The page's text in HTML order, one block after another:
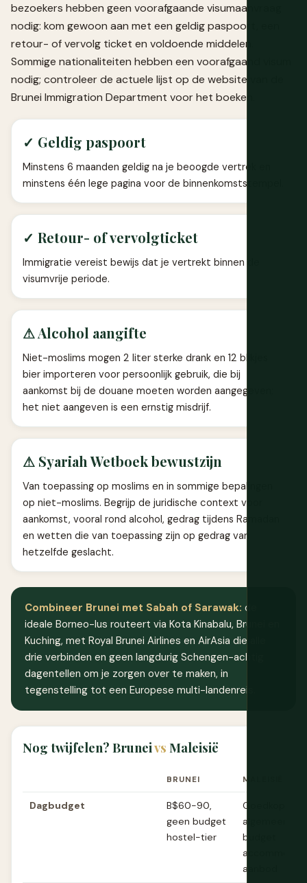
bezoekers hebben geen voorafgaande visumaanvraag
nodig: kom gewoon aan met een geldig paspoort, een
retour- of vervolg ticket en voldoende middelen.
Sommige nationaliteiten hebben een voorafgaand visum
nodig; controleer de actuele lijst op de website van de
Brunei Immigration Department voor het boeken.
✓ Geldig paspoort
Minstens 6 maanden geldig na je beoogde vertrek en
minstens één lege pagina voor de binnenkomststempel.
✓ Retour- of vervolgticket
Immigratie vereist bewijs dat je vertrekt binnen de
visumvrije periode.
⚠ Alcohol aangifte
Niet-moslims mogen 2 liter sterke drank en 12 blikjes
bier importeren voor persoonlijk gebruik, die bij
aankomst bij de douane moeten worden aangegeven;
het niet aangeven is een ernstig misdrijf.
⚠ Syariah Wetboek bewustzijn
Van toepassing op moslims en in sommige bepalingen
op niet-moslims. Begrijp de juridische context voor
aankomst, vooral rond alcohol, gedrag tijdens Ramadan
en wetten die van toepassing zijn op gedrag van
hetzelfde geslacht.
Combineer Brunei met Sabah of Sarawak: de
ideale Borneo-lus routeert via Kota Kinabalu, Brunei en
Kuching, met Royal Brunei Airlines en AirAsia die alle
drie verbinden en geen langdurig Schengen-achtig
dagentellen om je zorgen over te maken, in
tegenstelling tot een Europese multi-landenreis.
Nog twijfelen? Bruneivs Maleisië
BRUNEI MALEISIË
Dagbudget
B$60-90,
geen budget
hostel-tier
Goedkoper
algemeen,
budget
aanbod